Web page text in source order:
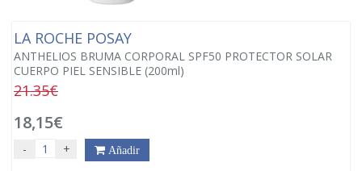
LA ROCHE POSAY
ANTHELIOS BRUMA CORPORAL SPF50 PROTECTOR SOLAR
CUERPO PIEL SENSIBLE (200ml)
21.35€
18,15€
- + Añadir